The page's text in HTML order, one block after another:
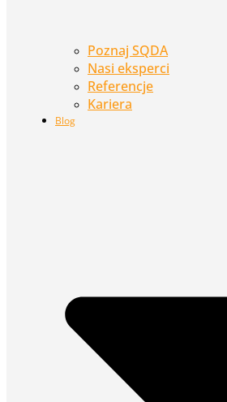
Poznaj SQDA
Nasi eksperci
Referencje
Kariera
Blog